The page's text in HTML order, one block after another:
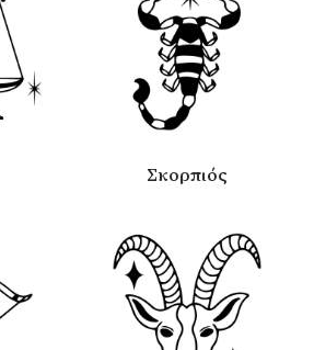
Σκορπιός